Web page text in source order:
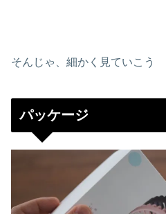
そんじゃ、細かく見ていこう
パッケージ